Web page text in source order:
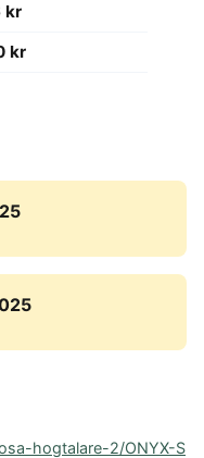
kr
kr
hogtalare-2/ONYX-S